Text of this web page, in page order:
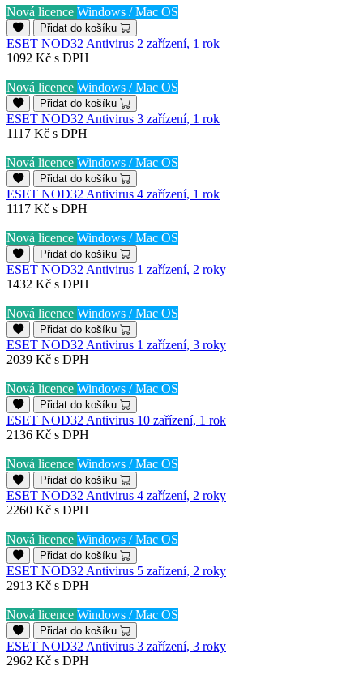
Nová licence Windows / Mac OS
Přidat do košíku
ESET NOD32 Antivirus 2 zařízení, 1 rok
1092 Kč s DPH
Nová licence Windows / Mac OS
Přidat do košíku
ESET NOD32 Antivirus 3 zařízení, 1 rok
1117 Kč s DPH
Nová licence Windows / Mac OS
Přidat do košíku
ESET NOD32 Antivirus 4 zařízení, 1 rok
1117 Kč s DPH
Nová licence Windows / Mac OS
Přidat do košíku
ESET NOD32 Antivirus 1 zařízení, 2 roky
1432 Kč s DPH
Nová licence Windows / Mac OS
Přidat do košíku
ESET NOD32 Antivirus 1 zařízení, 3 roky
2039 Kč s DPH
Nová licence Windows / Mac OS
Přidat do košíku
ESET NOD32 Antivirus 10 zařízení, 1 rok
2136 Kč s DPH
Nová licence Windows / Mac OS
Přidat do košíku
ESET NOD32 Antivirus 4 zařízení, 2 roky
2260 Kč s DPH
Nová licence Windows / Mac OS
Přidat do košíku
ESET NOD32 Antivirus 5 zařízení, 2 roky
2913 Kč s DPH
Nová licence Windows / Mac OS
Přidat do košíku
ESET NOD32 Antivirus 3 zařízení, 3 roky
2962 Kč s DPH